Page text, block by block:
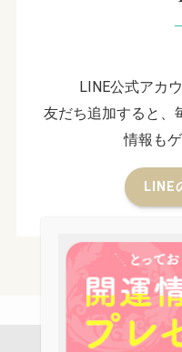
LINE公式アカ
友だち追加すると、
情報も
LINE